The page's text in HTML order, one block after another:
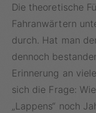
Die theoretische
Fahranwärtern
durch. Hat man
dennoch
Erinnerung an
sich die Frage:
„Lappens“ noch